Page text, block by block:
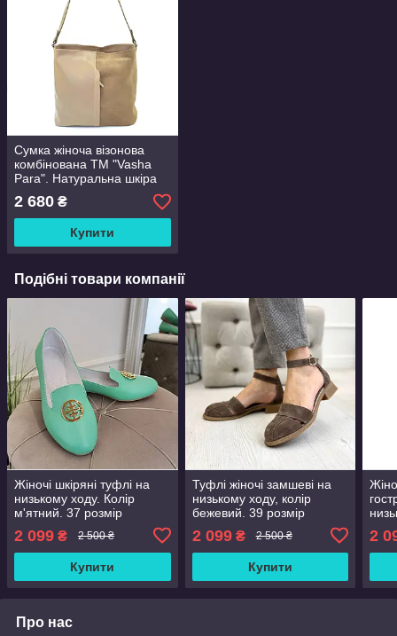
Сумка жіноча візонова
комбінована ТМ "Vasha
Para". Натуральна шкіра
та замша
2 680 ₴
Купити
Подібні товари компанії
Жіночі шкіряні туфлі на
низькому ходу. Колір
м'ятний. 37 розмір
2 099 ₴ 2 500 ₴
Купити
Туфлі жіночі замшеві на
низькому ходу, колір
бежевий. 39 розмір
2 099₴ 2 500 ₴
Купити
2
Про нас